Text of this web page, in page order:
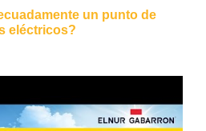
un punto de
eléctricos?